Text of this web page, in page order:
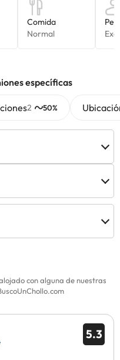
específicas
2 50%
con alguna de nuestras
5.3